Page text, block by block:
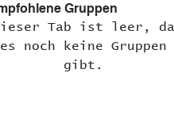
Gruppen
Tab ist leer, da
es noch keine Gruppen
gibt.